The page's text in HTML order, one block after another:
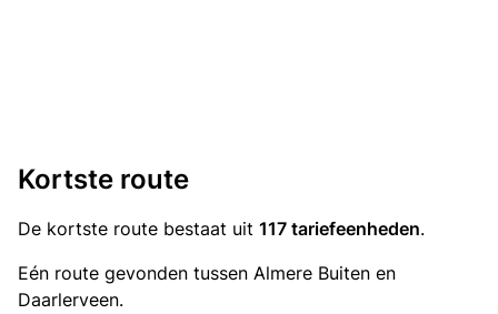
Kortste route
De kortste route bestaat uit 117 tariefeenheden.
Eén route gevonden tussen Almere Buiten en
Daarlerveen.